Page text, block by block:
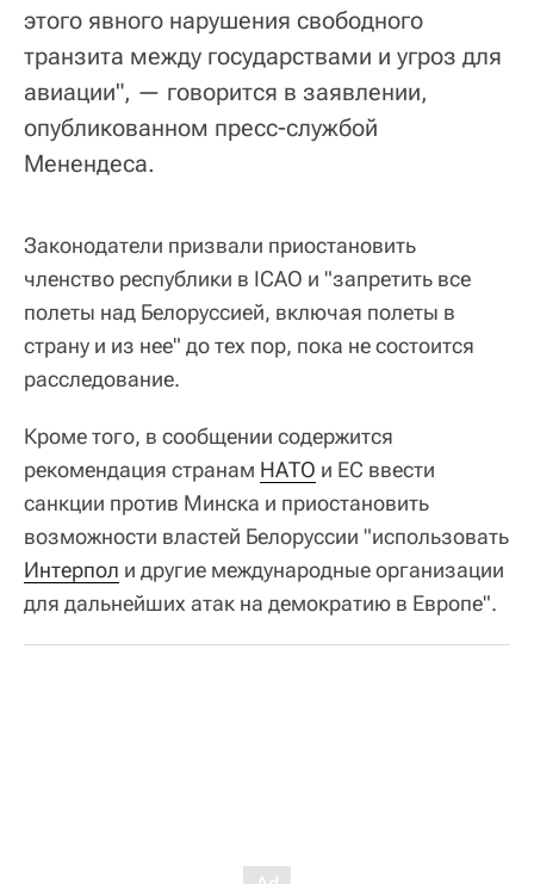
этого явного нарушения свободного
транзита между государствами и угроз для
авиации", — говорится в заявлении,
опубликованном пресс-службой
Менендеса.
Законодатели призвали приостановить
членство республики в ICAO и "запретить все
полеты над Белоруссией, включая полеты в
страну и из нее" до тех пор, пока не состоится
расследование.
Кроме того, в сообщении содержится
рекомендация странам НАТО и ЕС ввести
санкции против Минска и приостановить
возможности властей Белоруссии "использовать
Интерпол и другие международные организации
для дальнейших атак на демократию в Европе".